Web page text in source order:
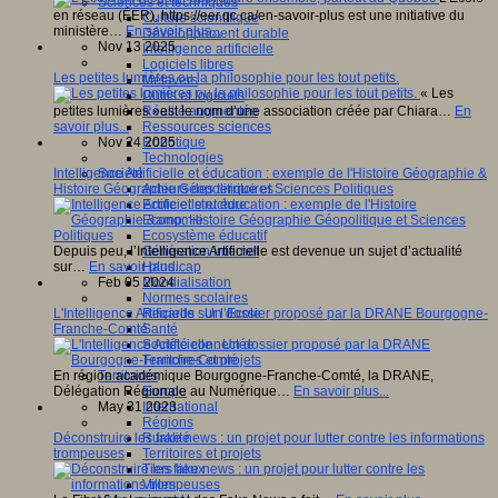
Culture scientifique
Développement durable
Intelligence artificielle
Logiciels libres
Métavers
Outils et logiciels
Réalité augmentée
Ressources sciences
Robotique
Technologies
Société
Acteurs des territoires
Ecole et structure
Economie
Ecosystème éducatif
Génération internet
Handicap
Mondialisation
Normes scolaires
Regards sur l’Ecole
Santé
Société connectée
Territoires et projets
Territoires
Europe
International
Régions
Ruralité
Territoires et projets
Tiers lieux
Villes
en réseau (ÉER), https://eer.qc.ca/en-savoir-plus est une initiative du
ministère… En savoir plus...
Nov 13 2025
Les petites lumières ou la philosophie pour les tout petits.
« Les
petites lumières »est le nom d’une association créée par Chiara… En
savoir plus...
Nov 24 2025
Intelligence Artificielle et éducation : exemple de l'Histoire Géographie &
Histoire Géographie Géopolitique et Sciences Politiques
Depuis peu, l’Intelligence Artificielle est devenue un sujet d’actualité
sur… En savoir plus...
Feb 05 2024
L'Intelligence Artificielle : Un dossier proposé par la DRANE Bourgogne-
Franche-Comté
En région académique Bourgogne-Franche-Comté, la DRANE,
Délégation Régionale au Numérique… En savoir plus...
May 31 2023
Déconstruire les fake news : un projet pour lutter contre les informations
trompeuses